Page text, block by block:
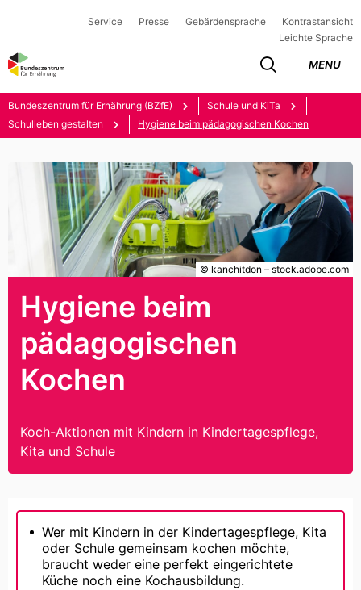
Service Presse Gebärdensprache
Kontrastansicht
Leichte Sprache
MENU
Bundeszentrum für Ernährung (BZfE)
Schule und KiTa
Schulleben gestalten
Hygiene beim pädagogischen Kochen
Hygiene beim
pädagogischen
Kochen
Koch-Aktionen mit Kindern in Kindertagespflege,
Kita und Schule
© kanchitdon – stock.adobe.com
Wer mit Kindern in der Kindertagespflege, Kita
oder Schule gemeinsam kochen möchte,
braucht weder eine perfekt eingerichtete
Küche noch eine Kochausbildung.